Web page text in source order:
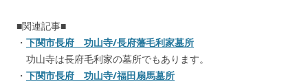
■関連記事■
・ 下関市長府 功山寺/長府藩毛利家墓所
功山寺は長府毛利家の墓所でもあります。
・ 下関市長府 功山寺/福田扇馬墓所